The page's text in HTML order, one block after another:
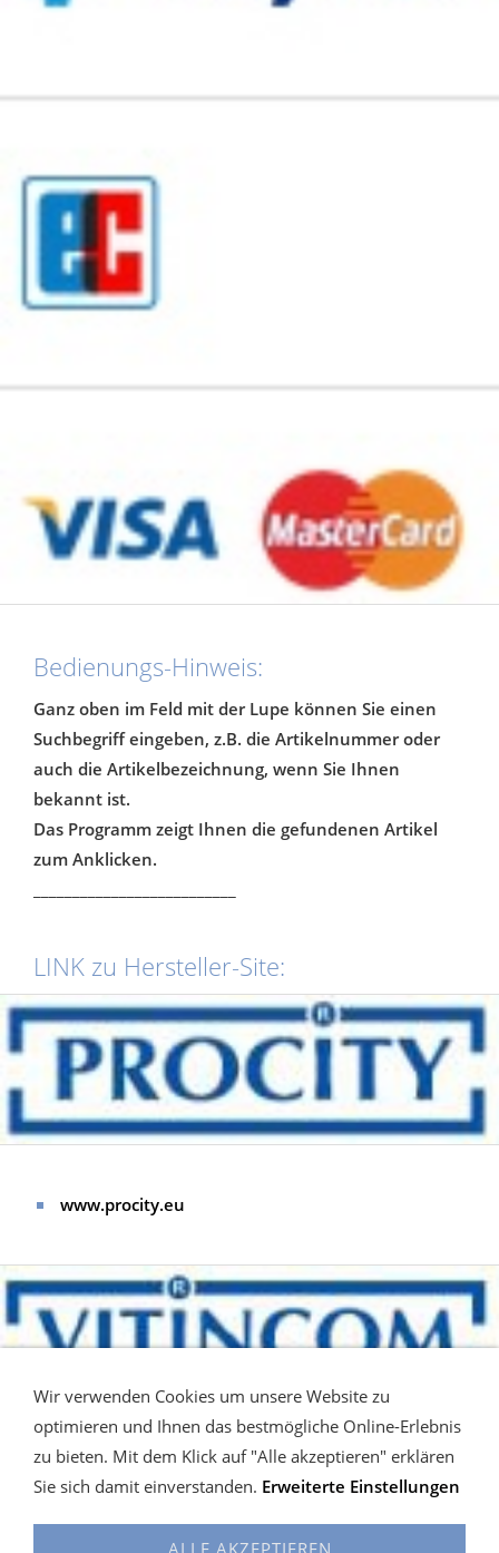
Bedienungs-Hinweis:
Ganz oben im Feld mit der Lupe können Sie einen
Suchbegriff eingeben, z.B. die Artikelnummer oder
auch die Artikelbezeichnung, wenn Sie Ihnen
bekannt ist.
Das Programm zeigt Ihnen die gefundenen Artikel
zum Anklicken.
LINK zu Hersteller-Site:
www.procity.eu
Wir verwenden Cookies um unsere Website zu
optimieren und Ihnen das bestmögliche Online-Erlebnis
zu bieten. Mit dem Klick auf "Alle akzeptieren" erklären
Sie sich damit einverstanden. Erweiterte Einstellungen
ALLE AKZEPTIEREN